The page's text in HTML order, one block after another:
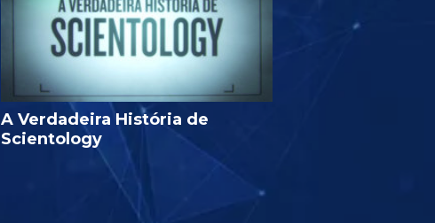
A Verdadeira História de
Scientology